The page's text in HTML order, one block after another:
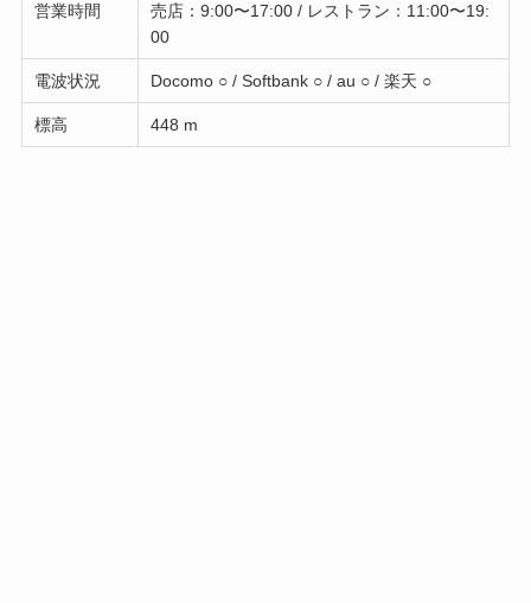
営業時間
売店：9:00〜17:00 / レストラン：11:00〜19:
00
電波状況 Docomo ○ / Softbank ○ / au ○ / 楽天 ○
標高 448 m